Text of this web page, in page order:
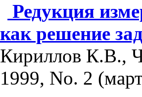
Редукция
как решение
Кириллов К.В.,
1999, No. 2